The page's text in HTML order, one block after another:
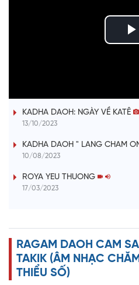
KADHA DAOH: NGÀY VỀ KATÊ
13/10/2023
KADHA DAOH " LANG CHAM
10/08/2023
ROYA YEU THUONG
17/03/2023
RAGAM DAOH CAM
TAKIK (ÂM NHẠC
THIỂU SỐ)